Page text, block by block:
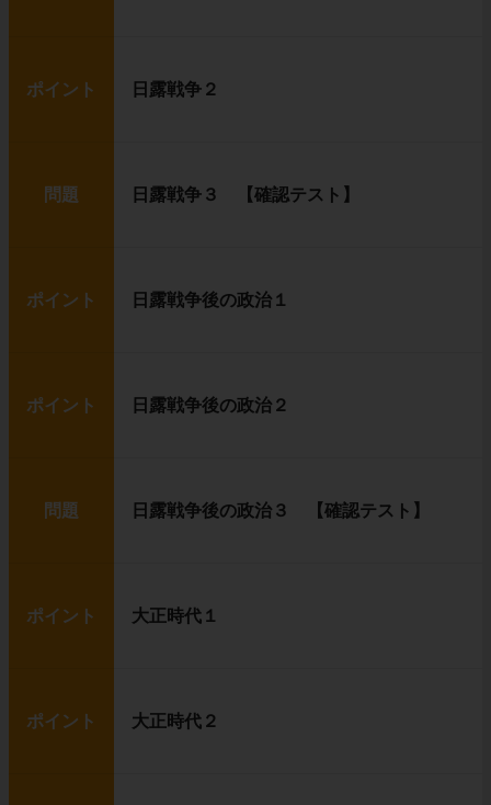
ポイント 日露戦争２
問題 日露戦争３ 【確認テスト】
ポイント 日露戦争後の政治１
ポイント 日露戦争後の政治２
問題 日露戦争後の政治３ 【確認テスト】
ポイント 大正時代１
ポイント 大正時代２